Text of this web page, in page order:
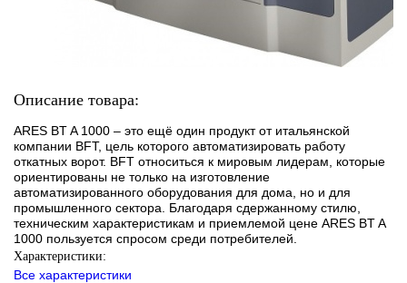
Описание товара:
ARES BT A 1000 – это ещё один продукт от итальянской
компании BFT, цель которого автоматизировать работу
откатных ворот. BFT относиться к мировым лидерам, которые
ориентированы не только на изготовление
автоматизированного оборудования для дома, но и для
промышленного сектора. Благодаря сдержанному стилю,
техническим характеристикам и приемлемой цене ARES BT A
1000 пользуется спросом среди потребителей.
Характеристики:
Все характеристики